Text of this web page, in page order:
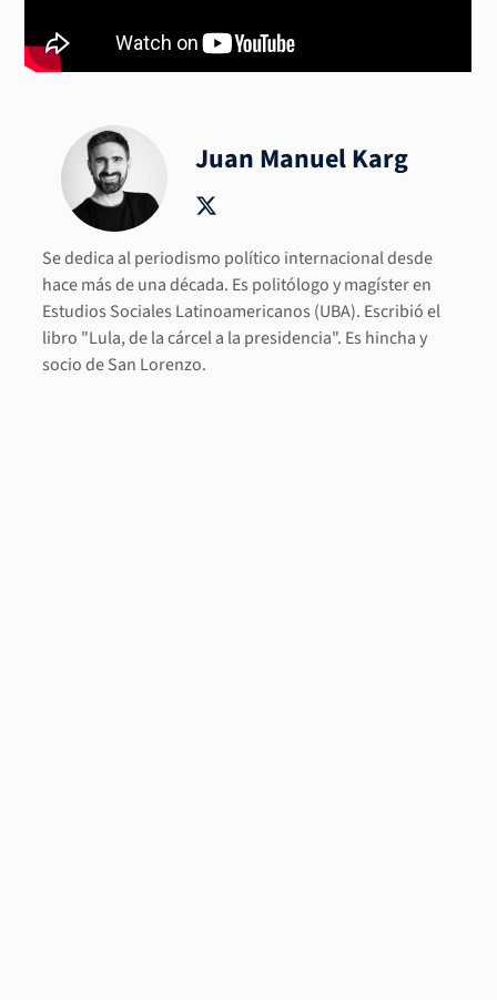
Juan Manuel Karg
Se dedica al periodismo político internacional desde
hace más de una década. Es politólogo y magíster en
Estudios Sociales Latinoamericanos (UBA). Escribió el
libro "Lula, de la cárcel a la presidencia". Es hincha y
socio de San Lorenzo.